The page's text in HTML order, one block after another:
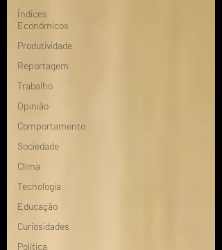
Índices
Econômicos
Produtividade
Reportagem
Trabalho
Opinião
Comportamento
Sociedade
Clima
Tecnologia
Educação
Curiosidades
Política